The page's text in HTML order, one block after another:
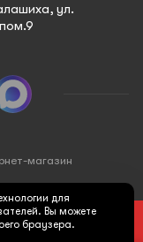
В КОРЗИНУ
ул.
магазин
для
Вы можете
браузера.